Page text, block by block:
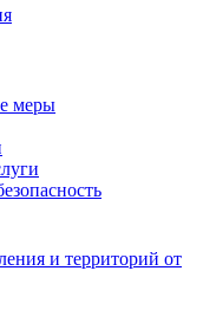
меры
и территорий от